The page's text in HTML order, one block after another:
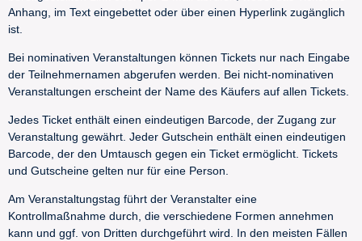
Anhang, im Text eingebettet oder über einen Hyperlink zugänglich
ist.
Bei nominativen Veranstaltungen können Tickets nur nach Eingabe
der Teilnehmernamen abgerufen werden. Bei nicht-nominativen
Veranstaltungen erscheint der Name des Käufers auf allen Tickets.
Jedes Ticket enthält einen eindeutigen Barcode, der Zugang zur
Veranstaltung gewährt. Jeder Gutschein enthält einen eindeutigen
Barcode, der den Umtausch gegen ein Ticket ermöglicht. Tickets
und Gutscheine gelten nur für eine Person.
Am Veranstaltungstag führt der Veranstalter eine
Kontrollmaßnahme durch, die verschiedene Formen annehmen
kann und ggf. von Dritten durchgeführt wird. In den meisten Fällen